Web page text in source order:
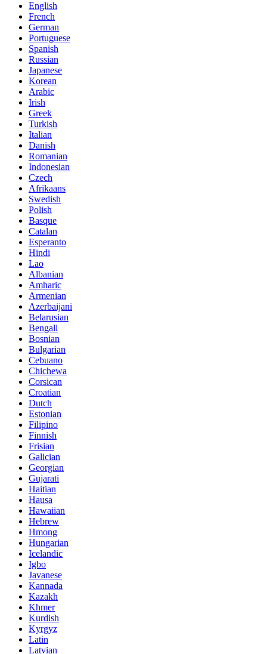
English
French
German
Portuguese
Spanish
Russian
Japanese
Korean
Arabic
Irish
Greek
Turkish
Italian
Danish
Romanian
Indonesian
Czech
Afrikaans
Swedish
Polish
Basque
Catalan
Esperanto
Hindi
Lao
Albanian
Amharic
Armenian
Azerbaijani
Belarusian
Bengali
Bosnian
Bulgarian
Cebuano
Chichewa
Corsican
Croatian
Dutch
Estonian
Filipino
Finnish
Frisian
Galician
Georgian
Gujarati
Haitian
Hausa
Hawaiian
Hebrew
Hmong
Hungarian
Icelandic
Igbo
Javanese
Kannada
Kazakh
Khmer
Kurdish
Kyrgyz
Latin
Latvian